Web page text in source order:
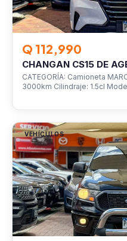
Q 112,990
CHANGAN CS15 DE
CATEGORÍA: Camioneta
3000km Cilindraje: 1.5cl
VEHÍCULOS